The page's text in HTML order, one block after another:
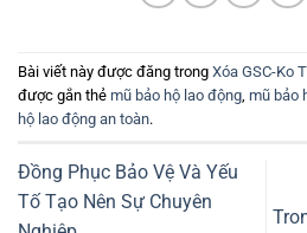
Bài viết này được đăng trong Xóa GSC-Ko
được gắn thẻ mũ bảo hộ lao động, mũ bảo
hộ lao động an toàn.
Đồng Phục Bảo Vệ Và Yếu
Tố Tạo Nên Sự Chuyên